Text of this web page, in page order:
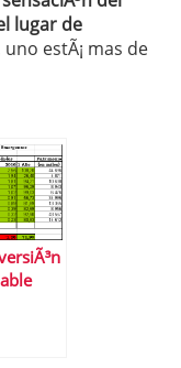
lugar de
estÃ¡ mas de